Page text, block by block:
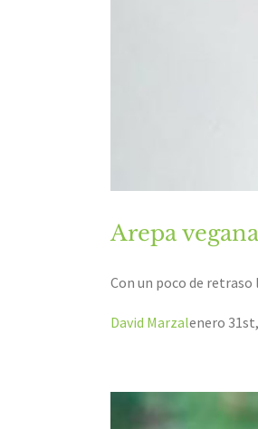
Arepa
Con un poco de retraso
David Marzalenero